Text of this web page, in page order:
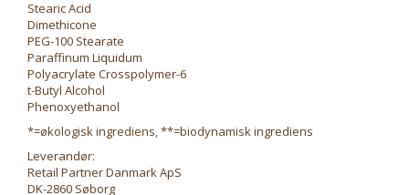
Stearic Acid
Dimethicone
PEG-100 Stearate
Paraffinum Liquidum
Polyacrylate Crosspolymer-6
t-Butyl Alcohol
Phenoxyethanol
*=økologisk ingrediens, **=biodynamisk ingrediens
Leverandør:
Retail Partner Danmark ApS
DK-2860 Søborg